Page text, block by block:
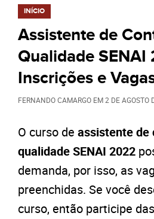
INÍCIO
Assistente de
Qualidade SENAI
Inscrições e
FERNANDO CAMARGO EM2 DE AGOSTO
O curso de assistente de
qualidade SENAI 2022
demanda, por isso, as
preenchidas. Se você
curso, então participe